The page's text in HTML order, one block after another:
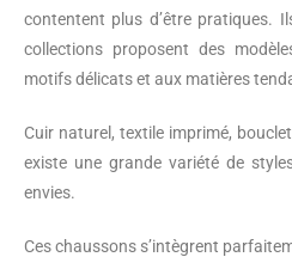
contentent plus d’être pratiques.
collections proposent des
motifs délicats et aux matières
Cuir naturel, textile imprimé,
existe une grande variété de
envies.
Ces chaussons s’intègrent